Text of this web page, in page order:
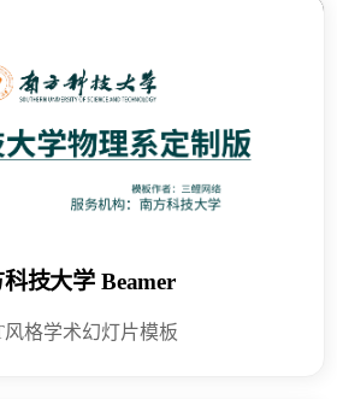
技大学 Beamer
风格学术幻灯片模板